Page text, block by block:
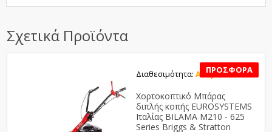
Σχετικά Προϊόντα
Διαθεσιμότητα: Αναμένεται
Χορτοκοπτικό Μπάρας
διπλής κοπής EUROSYSTEMS
Ιταλίας BILAMA M210 - 625
Series Briggs & Stratton